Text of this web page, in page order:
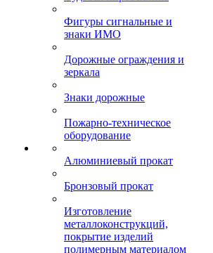
Фигуры сигнальные и
знаки ИМО
Дорожные ограждения и
зеркала
Знаки дорожные
Пожарно-техническое
оборудование
Алюминиевый прокат
Бронзовый прокат
Изготовление
металлоконструкций,
покрытие изделий
полимерным материалом